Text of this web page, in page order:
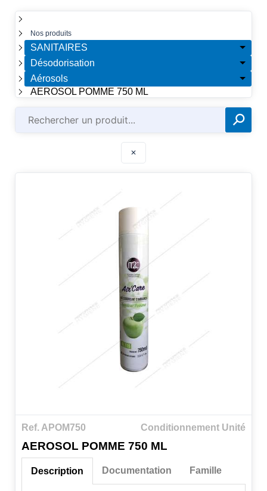
Nos produits
SANITAIRES
Désodorisation
Aérosols
AEROSOL POMME 750 ML
✕⚲
✕
Ref. APOM750 Conditionnement Unité
AEROSOL POMME 750 ML
Description Documentation Famille